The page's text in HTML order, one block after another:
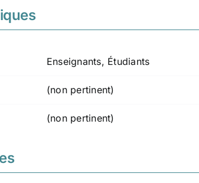
Enseignants, Étudiants
(non pertinent)
(non pertinent)